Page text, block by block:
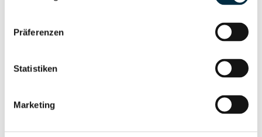
Präferenzen
Statistiken
Marketing
Unternehmensprofil
Vollständiges